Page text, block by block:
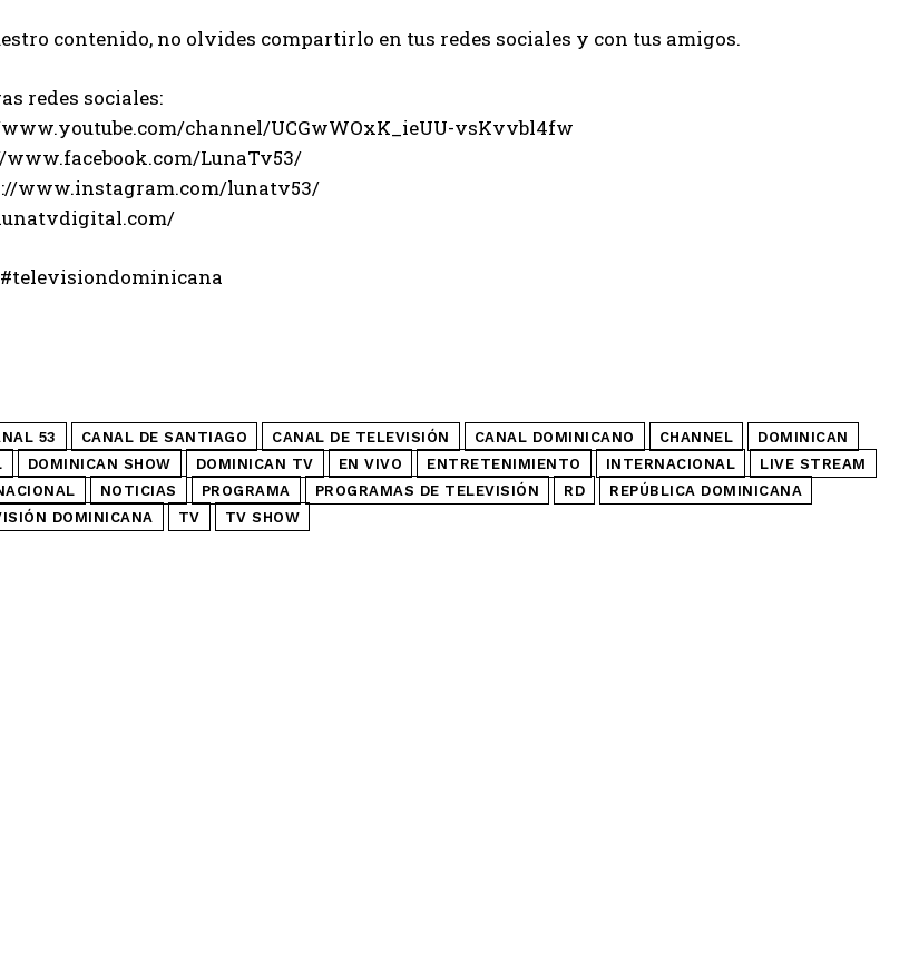
contenido, no olvides compartirlo en tus redes sociales y con tus amigos.
redes sociales:
channel/UCGwWOxK_ieUU-vsKvvbl4fw
LunaTv53/
www.instagram.com/lunatv53/
53 CANAL DE SANTIAGO CANAL DE TELEVISIÓN CANAL DOMINICANO CHANNEL
DOMINICAN
DOMINICAN SHOW DOMINICAN TV EN VIVO ENTRETENIMIENTO INTERNACIONAL
LIVE STREAM
NOTICIAS PROGRAMA PROGRAMAS DE TELEVISIÓN RD
REPÚBLICA DOMINICANA
DOMINICANA TV TV SHOW